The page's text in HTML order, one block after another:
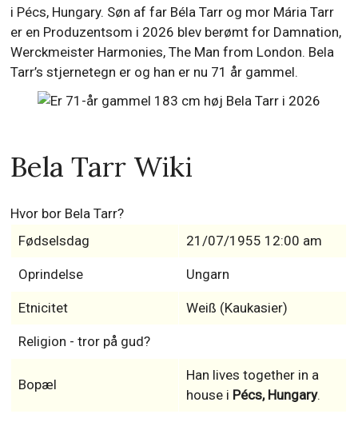
i Pécs, Hungary. Søn af far Béla Tarr og mor Mária Tarr
er en Produzentsom i 2026 blev berømt for Damnation,
Werckmeister Harmonies, The Man from London. Bela
Tarr’s stjernetegn er og han er nu 71 år gammel.
Bela Tarr Wiki
Hvor bor Bela Tarr?
Fødselsdag
21/07/1955 12:00 am
Oprindelse Ungarn
Etnicitet Weiß (Kaukasier)
Religion - tror på gud?
Bopæl
Han lives together in a
house i Pécs, Hungary.